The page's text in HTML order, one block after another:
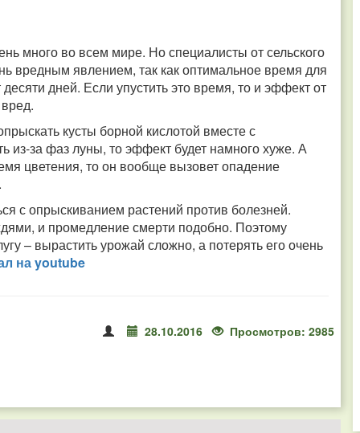
много во всем мире. Но специалисты от сельского
вредным явлением, так как оптимальное время для
дней. Если упустить это время, то и эффект от
кусты борной кислотой вместе с
из-за фаз луны, то эффект будет намного хуже. А
цветения, то он вообще вызовет опадение
с опрыскиванием растений против болезней.
и промедление смерти подобно. Поэтому
– вырастить урожай сложно, а потерять его очень
на youtube
28.10.2016 Просмотров: 2985